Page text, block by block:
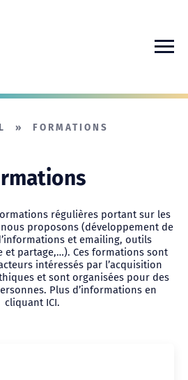
régulières portant sur les
proposons (développement de
et emailing, outils
et partage,…). Ces formations sont
intéressés par l’acquisition
et sont organisées pour des
Plus d’informations en
cliquant ICI.
» FORMATIONS